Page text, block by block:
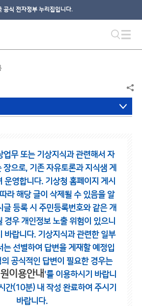
공식 전자정부 누리집입니다.
업무 또는 기상지식과 관련해서 자
장으로, 기존 자유토론과 지식샘 게
운영합니다. 기상청 홈페이지 게시
라 해당 글이 삭제될 수 있음을 알
글 등록 시 주민등록번호와 같은 개
경우 개인정보 노출 위험이 있으니
바랍니다. 기상지식과 관련한 일부
는 선별하여 답변을 게재할 예정입
공식적인 답변이 필요한 경우는
이용안내 '를 이용하시기 바랍니
간(10분) 내 작성 완료하여 주시기
바랍니다.